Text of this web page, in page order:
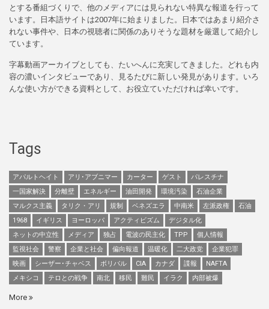
とする番組づくりで、他のメディアには見られない特異な報道を行って
います。日本語サイトは2007年に始まりました。日本ではあまり紹介さ
れない事件や、日本の視聴者に関係のありそうな題材を厳選して紹介し
ています。
字幕動画アーカイブとしても、たいへんに充実してきました。どれも内
容の濃いインタビューであり、見るたびに新しい発見があります。いろ
んな使い方ができる資料として、お役立ていただければ幸いです。
Tags
アパルトヘイト アリ･アブニマー カーター ゲスト
パレスチナ
一国家解決
分離壁 エネルギー 油田開発 環境汚染
石油企業
マルクス主義
タリク・アリ 規制 ベネズエラ 中南米 左派政権
石油
1968
イギリス ヨーロッパ アクティビズム
デジタル化
ネットの中立性
メディア 独占 電波の民主化 TPP
個人情報
監視社会
警察 企業と社会 偏向報道 温暖化 二大政党
企業犯罪
映画
シーザー･チャベス ボリバル CIA カナダ 諜報
NAFTA
メキシコ
テロとの戦争 南北 移民 難民 イラク 内部被爆
More